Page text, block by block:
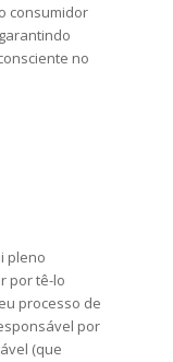
consumidor
no
pleno
por tê-lo
processo de
por
(que